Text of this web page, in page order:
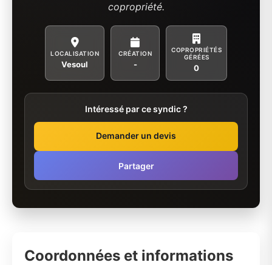
copropriété.
LOCALISATION
Vesoul
CRÉATION
-
COPROPRIÉTÉS
GÉRÉES
0
Intéressé par ce syndic ?
Demander un devis
Partager
Coordonnées et informations